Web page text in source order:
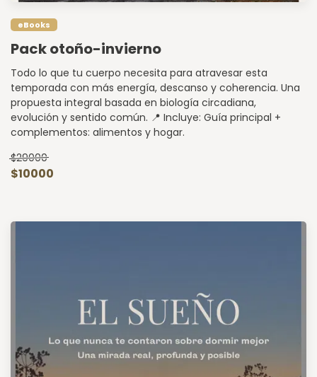
eBooks
Pack otoño-invierno
Todo lo que tu cuerpo necesita para atravesar esta
temporada con más energía, descanso y coherencia. Una
propuesta integral basada en biología circadiana,
evolución y sentido común. 📍 Incluye: Guía principal +
complementos: alimentos y hogar.
$29000
$10000